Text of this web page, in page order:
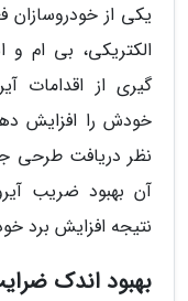
یکی از خودروسازان
الکتریکی، بی ام
گیری از اقدامات
خودش را افزایش
نظر دریافت طرحی
آن بهبود ضریب
نتیجه افزایش برد
بهبود اندک